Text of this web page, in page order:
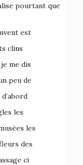
pourtant que
est
clins
me dis
peu de
les
les
des
ci